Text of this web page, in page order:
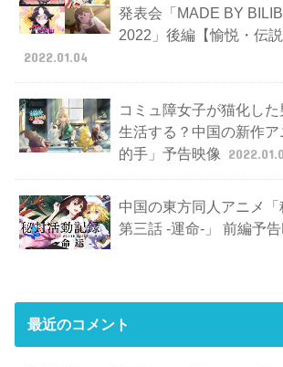
発表会「MADE BY
2022」後編【愉悦・伝説
2022.01.04
コミュ障女子が猫化した
生活する？中国の新作
的手」予告映像
中国の東方同人アニメ
第三話 -運命-」 前編予
最近のコメント